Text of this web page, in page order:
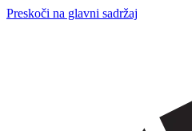
Preskoči na glavni sadržaj